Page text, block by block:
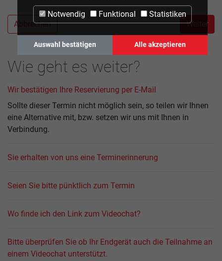
Notwendig Funktional Statistiken
Auswahl bestätigen Alle akzeptieren
Abbrechen Weiter
Wie geht es weiter?
Wir bestätigen Ihre Reservierung per E-Mail
Sollte dieser Termin nicht möglich sein, so teilen wir Ihnen
eine Alternative mit, bzw. setzen wir uns mit Ihnen in
Verbindung.
Sie erhalten von uns eine Terminerinnerung
Seien Sie bitte pünktlich zum Termin
Wo finde ich den Link zum Videochat?
Bitte überprüfen Sie ob Ihr Endgerät auch die Teilnahme an
einem Videochat unterstützt.